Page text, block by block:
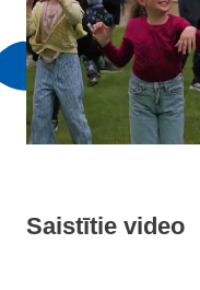
Saistītie video